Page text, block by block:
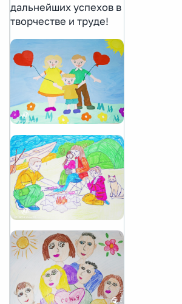
дальнейших успехов в
творчестве и труде!